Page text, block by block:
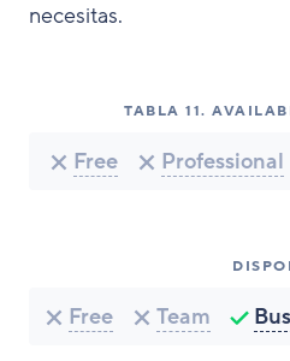
necesitas.
TABLA 11.
Free Professional
Free Team